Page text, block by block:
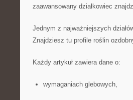
zaawansowany działkowiec
Jednym z najważniejszych
Znajdziesz tu profile roślin
Każdy artykuł zawiera dane o:
wymaganiach glebowych,